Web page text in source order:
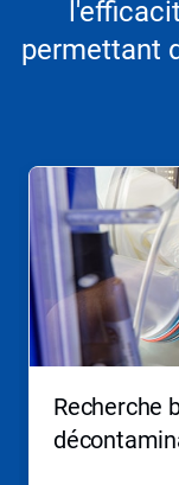
permettant
Recherche